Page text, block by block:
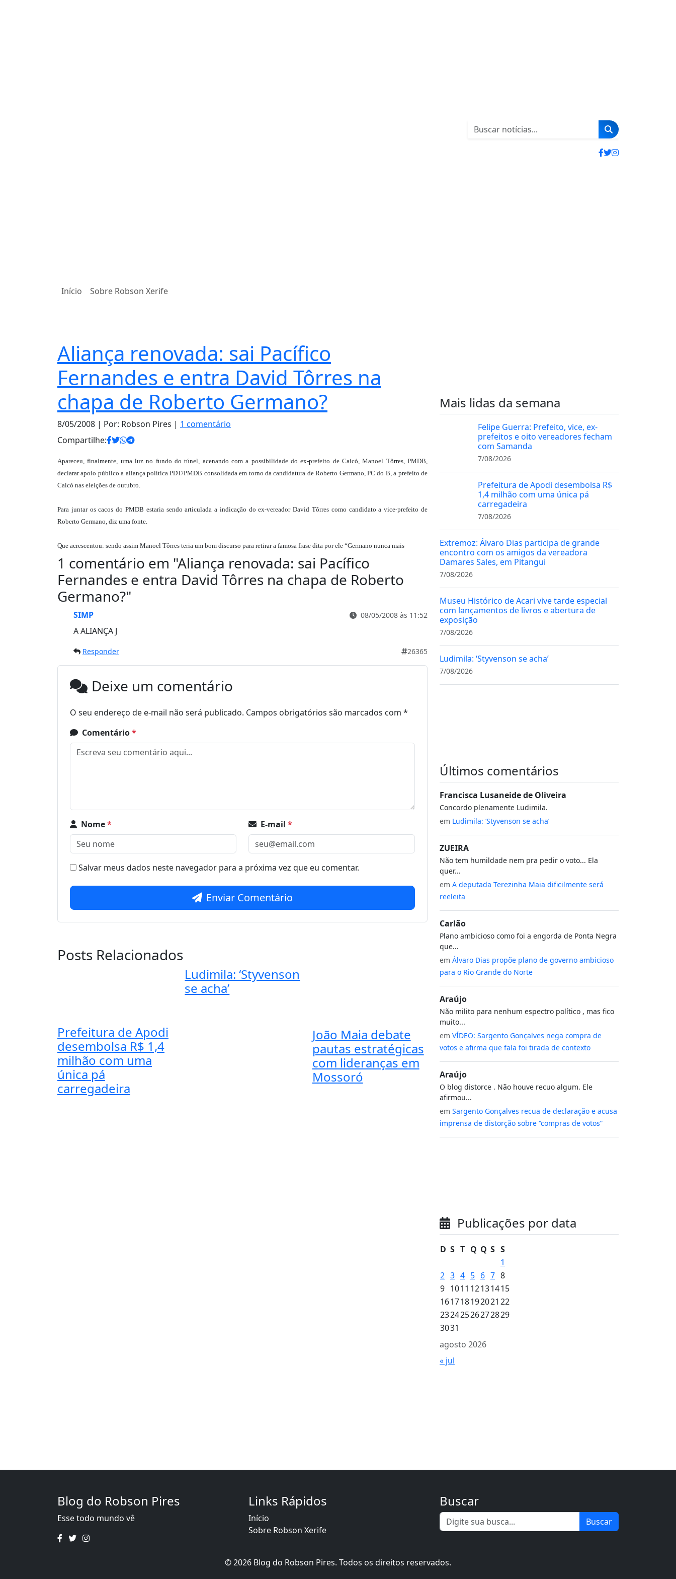
Início Sobre Robson Xerife
Aliança renovada: sai Pacífico
Fernandes e entra David Tôrres na
chapa de Roberto Germano?
8/05/2008 | Por: Robson Pires | 1 comentário
Compartilhe:
Apareceu, finalmente, uma luz no fundo do túnel, acenando com a possibilidade do ex-prefeito de Caicó, Manoel Tôrres, PMDB,
declarar apoio público a aliança política PDT/PMDB consolidada em torno da candidatura de Roberto Germano, PC do B, a prefeito de
Caicó nas eleições de outubro.
Para juntar os cacos do PMDB estaria sendo articulada a indicação do ex-vereador David Tôrres como candidato a vice-prefeito de
Roberto Germano, diz uma fonte.
Que acrescentou: sendo assim Manoel Tôrres teria um bom discurso para retirar a famosa frase dita por ele “Germano nunca mais
1 comentário em "Aliança renovada: sai Pacífico
Fernandes e entra David Tôrres na chapa de Roberto
Germano?"
SIMP 08/05/2008 às 11:52
A ALIANÇA J
Responder 26365
Deixe um comentário
O seu endereço de e-mail não será publicado. Campos obrigatórios são marcados com *
Comentário*
Nome* E-mail *
Salvar meus dados neste navegador para a próxima vez que eu comentar.
Enviar Comentário
Posts Relacionados
Prefeitura de Apodi
desembolsa R$ 1,4
milhão com uma
única pá
carregadeira
Ludimila: ‘Styvenson
se acha’
João Maia debate
pautas estratégicas
com lideranças em
Mossoró
Mais lidas da semana
Felipe Guerra: Prefeito, vice, ex-
prefeitos e oito vereadores fecham
com Samanda
7/08/2026
Prefeitura de Apodi desembolsa R$
1,4 milhão com uma única pá
carregadeira
7/08/2026
Extremoz: Álvaro Dias participa de grande
encontro com os amigos da vereadora
Damares Sales, em Pitangui
7/08/2026
Museu Histórico de Acari vive tarde especial
com lançamentos de livros e abertura de
exposição
7/08/2026
Ludimila: ‘Styvenson se acha’
7/08/2026
Últimos comentários
Francisca Lusaneide de Oliveira
Concordo plenamente Ludimila.
em Ludimila: ‘Styvenson se acha’
ZUEIRA
Não tem humildade nem pra pedir o voto... Ela
quer...
em A deputada Terezinha Maia dificilmente será
reeleita
Carlão
Plano ambicioso como foi a engorda de Ponta Negra
que...
em Álvaro Dias propõe plano de governo ambicioso
para o Rio Grande do Norte
Araújo
Não milito para nenhum espectro político , mas fico
muito...
em VÍDEO: Sargento Gonçalves nega compra de
votos e afirma que fala foi tirada de contexto
Araújo
O blog distorce . Não houve recuo algum. Ele
afirmou...
em Sargento Gonçalves recua de declaração e acusa
imprensa de distorção sobre “compras de votos”
Publicações por data
agosto 2026
D S T Q Q S S
1
2 3 4 5 6 7 8
9 1011 12131415
161718192021 22
23242526272829
3031
« jul
Blog do Robson Pires
Esse todo mundo vê
Links Rápidos
Início
Sobre Robson Xerife
Buscar
Buscar
© 2026 Blog do Robson Pires. Todos os direitos reservados.